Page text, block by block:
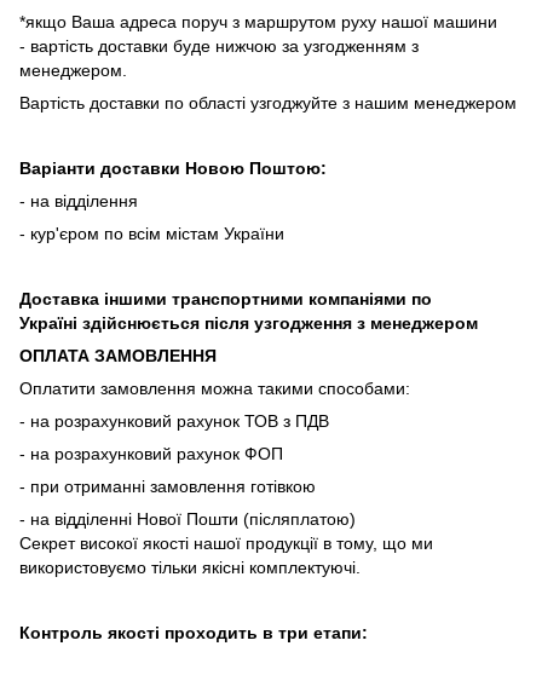
*якщо Ваша адреса поруч з маршрутом руху нашої машини
- вартість доставки буде нижчою за узгодженням з
менеджером.
Вартість доставки по області узгоджуйте з нашим менеджером
Варіанти доставки Новою Поштою:
- на відділення
- кур'єром по всім містам України
Доставка іншими транспортними компаніями по
Україні здійснюється після узгодження з менеджером
ОПЛАТА ЗАМОВЛЕННЯ
Оплатити замовлення можна такими способами:
- на розрахунковий рахунок ТОВ з ПДВ
- на розрахунковий рахунок ФОП
- при отриманні замовлення готівкою
- на відділенні Нової Пошти (післяплатою)
Секрет високої якості нашої продукції в тому, що ми
використовуємо тільки якісні комплектуючі.
Контроль якості проходить в три етапи: